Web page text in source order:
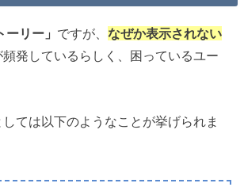
ーリー」 ですが、なぜか表示されない
頻発しているらしく、困っているユー
しては以下のようなことが挙げられま